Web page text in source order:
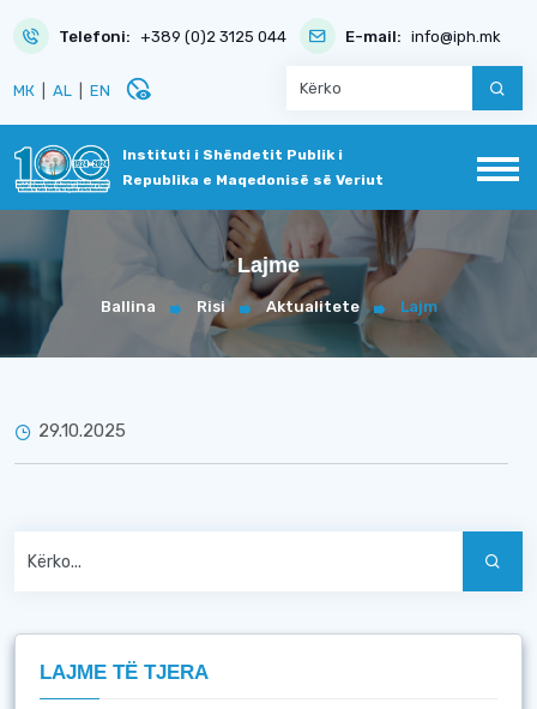
Telefoni: +389 (0)2 3125 044 E-mail: info@iph.mk
МК AL EN disabled_visible
Instituti i Shëndetit Publik i
Republika e Maqedonisë së Veriut
Lajme
Ballina Risi Aktualitete Lajm
29.10.2025
LAJME TË TJERA